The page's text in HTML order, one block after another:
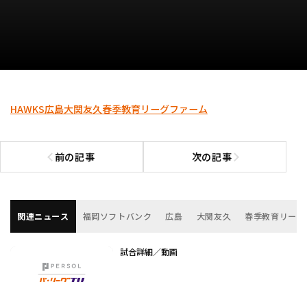
HAWKS広島大関友久春季教育リーグファーム
前の記事
前の記事へ 次の記事次の記事へ
関連ニュース 福岡ソフトバンク 広島 大関友久 春季教育リーグ
試合詳細／動画